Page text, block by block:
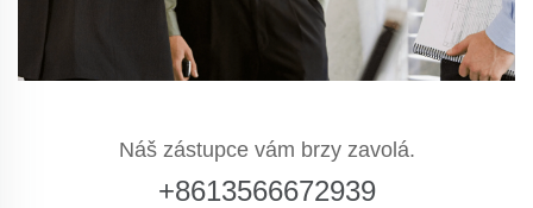
Náš zástupce vám brzy zavolá.
+8613566672939